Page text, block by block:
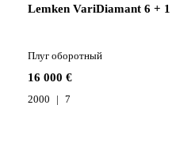
Lemken VariDiamant 6 + 1
16 000 €
Плуг оборотный
2000 7